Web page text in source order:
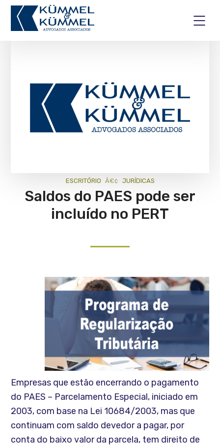
ESCRITÓRIO JURÍ­DICAS
Saldos do PAES pode ser
incluído no PERT
Empresas que estão encerrando o pagamento
do PAES – Parcelamento Especial, iniciado em
2003, com base na Lei 10684/2003, mas que
continuam com saldo devedor a pagar, por
conta do baixo valor da parcela, tem direito de